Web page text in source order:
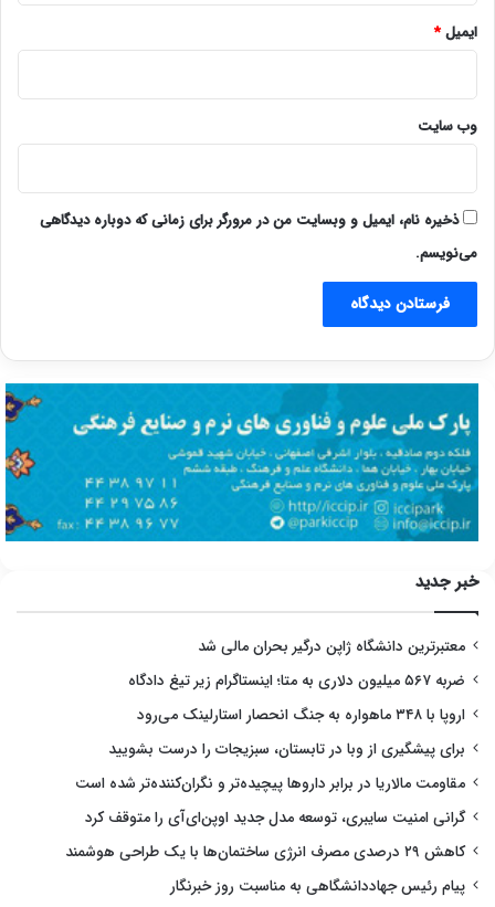
ایمیل*
وب‌ سایت
ذخیره نام، ایمیل و وبسایت من در مرورگر برای زمانی که دوباره دیدگاهی
می‌نویسم.
خبر جدید
معتبرترین دانشگاه ژاپن درگیر بحران مالی شد
ضربه ۵۶۷ میلیون دلاری به متا؛ اینستاگرام زیر تیغ دادگاه
اروپا با ۳۴۸ ماهواره به جنگ انحصار استارلینک می‌رود
برای پیشگیری از وبا در تابستان، سبزیجات را درست بشویید
مقاومت مالاریا در برابر داروها پیچیده‌تر و نگران‌کننده‌تر شده است
گرانی امنیت سایبری، توسعه مدل جدید اوپن‌ای‌آی را متوقف کرد
کاهش ۲۹ درصدی مصرف انرژی ساختمان‌ها با یک طراحی هوشمند
پیام رئیس جهاددانشگاهی به مناسبت روز خبرنگار